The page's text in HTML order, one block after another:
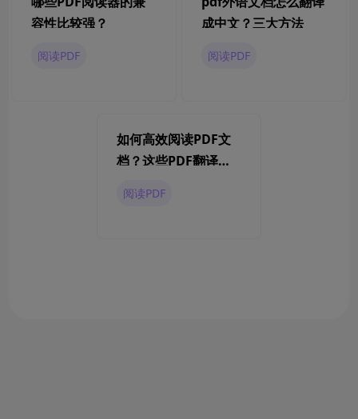
容性比较强？
阅读PDF
成中文？三大方法
阅读PDF
如何高效阅读PDF文
档？这些PDF翻译软
阅读PDF